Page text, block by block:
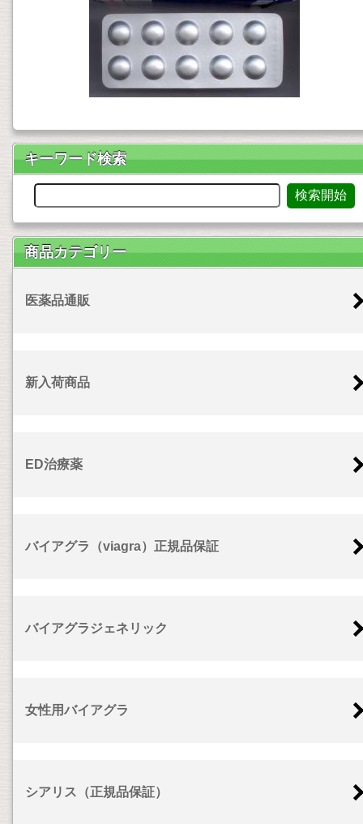
キーワード検索
商品カテゴリー
医薬品通販
新入荷商品
ED治療薬
バイアグラ（viagra）正規品保証
バイアグラジェネリック
女性用バイアグラ
シアリス（正規品保証）